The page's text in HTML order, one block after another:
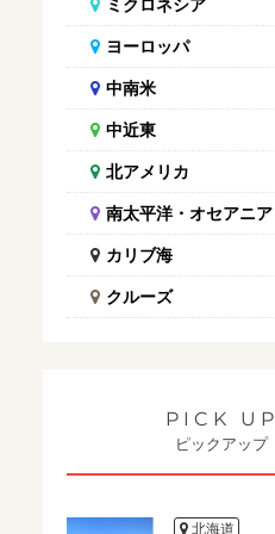
ミクロネシア
ヨーロッパ
中南米
中近東
北アメリカ
南太平洋・オセアニア
カリブ海
クルーズ
PICK UP
ピックアップ
北海道